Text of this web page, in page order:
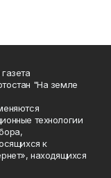
"На земле
технологии
к
находящихся